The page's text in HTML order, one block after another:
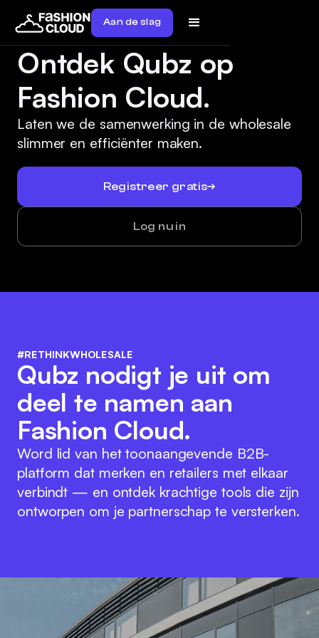
Aan de slag
Ontdek Qubz op
Fashion Cloud.
Laten we de samenwerking in de wholesale
slimmer en efficiënter maken.
Registreer gratis
Log nu in
#RETHINKWHOLESALE
Qubz nodigt je uit om
deel te namen aan
Fashion Cloud.
Word lid van het toonaangevende B2B-
platform dat merken en retailers met elkaar
verbindt — en ontdek krachtige tools die zijn
ontworpen om je partnerschap te versterken.